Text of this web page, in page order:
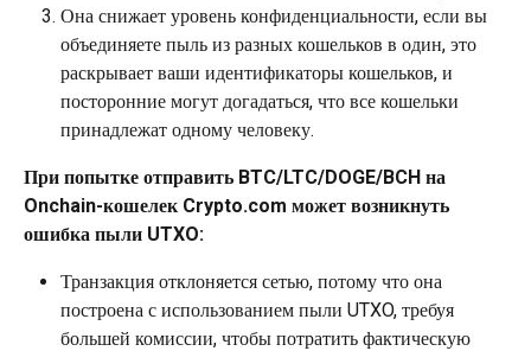
Она снижает уровень конфиденциальности, если вы
объединяете пыль из разных кошельков в один, это
раскрывает ваши идентификаторы кошельков, и
посторонние могут догадаться, что все кошельки
принадлежат одному человеку.
При попытке отправить BTC/LTC/DOGE/BCH на
Onchain-кошелек Crypto.com может возникнуть
ошибка пыли UTXO:
Транзакция отклоняется сетью, потому что она
построена с использованием пыли UTXO, требуя
большей комиссии, чтобы потратить фактическую